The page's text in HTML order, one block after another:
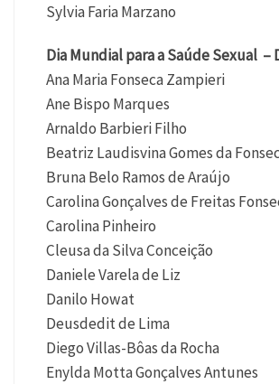
Sylvia Faria Marzano
Dia Mundial para a Saúde Sexual –
Ana Maria Fonseca Zampieri
Ane Bispo Marques
Arnaldo Barbieri Filho
Beatriz Laudisvina Gomes da
Bruna Belo Ramos de Araújo
Carolina Gonçalves de Freitas
Carolina Pinheiro
Cleusa da Silva Conceição
Daniele Varela de Liz
Danilo Howat
Deusdedit de Lima
Diego Villas-Bôas da Rocha
Enylda Motta Gonçalves Antunes